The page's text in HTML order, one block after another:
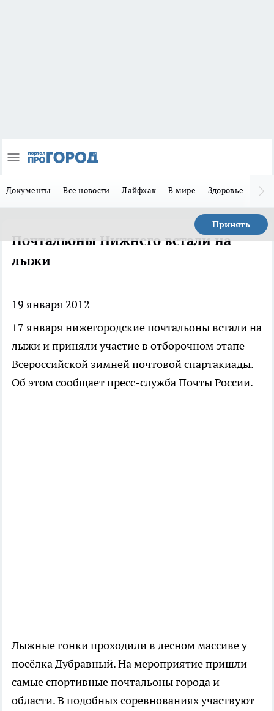
Документы Все новости Лайфхак В мире Здоровье
Принять
Почтальоны Нижнего встали на
лыжи
19 января 2012
17 января нижегородские почтальоны встали на
лыжи и приняли участие в отборочном этапе
Всероссийской зимней почтовой спартакиады.
Об этом сообщает пресс-служба Почты России.
Лыжные гонки проходили в лесном массиве у
посёлка Дубравный. На мероприятие пришли
самые спортивные почтальоны города и
области. В подобных соревнованиях участвуют